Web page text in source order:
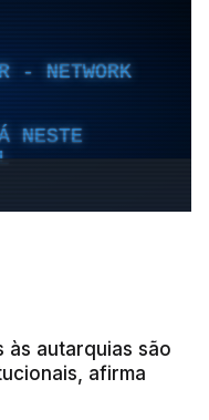
às autarquias são
afirma